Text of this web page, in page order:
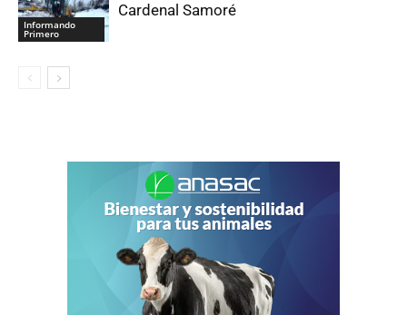
Informando
Primero
Cardenal Samoré